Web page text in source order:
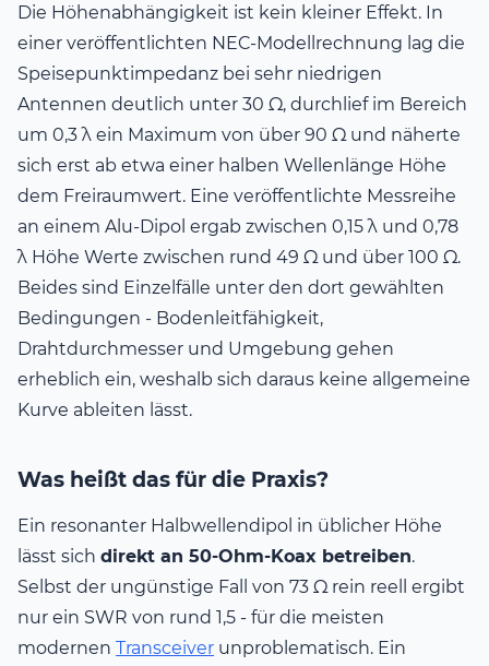
Die Höhenabhängigkeit ist kein kleiner Effekt. In
einer veröffentlichten NEC-Modellrechnung lag die
Speisepunktimpedanz bei sehr niedrigen
Antennen deutlich unter 30 Ω, durchlief im Bereich
um 0,3 λ ein Maximum von über 90 Ω und näherte
sich erst ab etwa einer halben Wellenlänge Höhe
dem Freiraumwert. Eine veröffentlichte Messreihe
an einem Alu-Dipol ergab zwischen 0,15 λ und 0,78
λ Höhe Werte zwischen rund 49 Ω und über 100 Ω.
Beides sind Einzelfälle unter den dort gewählten
Bedingungen - Bodenleitfähigkeit,
Drahtdurchmesser und Umgebung gehen
erheblich ein, weshalb sich daraus keine allgemeine
Kurve ableiten lässt.
Was heißt das für die Praxis?
Ein resonanter Halbwellendipol in üblicher Höhe
lässt sich direkt an 50-Ohm-Koax betreiben.
Selbst der ungünstige Fall von 73 Ω rein reell ergibt
nur ein SWR von rund 1,5 - für die meisten
modernen Transceiver unproblematisch. Ein